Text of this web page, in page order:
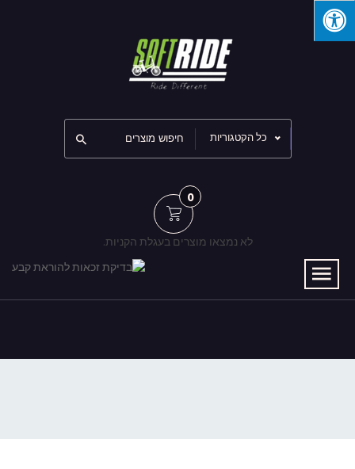
כל הקטגוריות
0
לא נמצאו מוצרים בעגלת הקניות.